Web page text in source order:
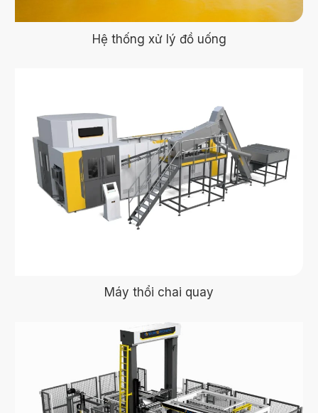
Hệ thống xử lý đồ uống
Máy thổi chai quay